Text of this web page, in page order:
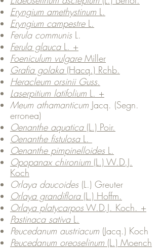
Eryngium amethystinum L.
Eryngium campestreL.
Ferula communisL.
Ferula glaucaL. +
Foeniculum vulgareMiller
Grafia golaka(Hacq.) Rchb.
Heracleum orsinii Guss.
Laserpitium latifolium L. +
Meum athamanticum Jacq. (Segn.
erronea)
Oenanthe aquatica(L.) Poir.
Oenanthe fistulosaL.
Oenanthe pimpinelloidesL.
Opopanax chironium (L.) W.D.J.
Koch
Orlaya daucoides(L.) Greuter
Orlaya grandiflora(L.) Hoffm.
Orlaya platycarposW.D.J. Koch. +
Pastinaca sativaL.
Peucedanum austriacum (Jacq.) Koch
Peucedanum oreoselinum (L.) Moench